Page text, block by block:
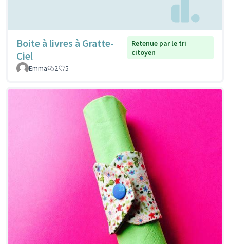
Boite à livres à Gratte-
Ciel
Retenue par le tri
citoyen
Emma
2 5